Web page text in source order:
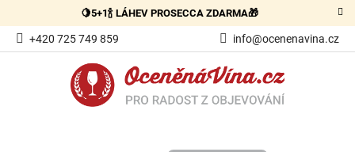
obsah
🍋5+1🍾 LÁHEV PROSECCA ZDARMA🎁
+420 725 749 859 info@ocenenavina.cz